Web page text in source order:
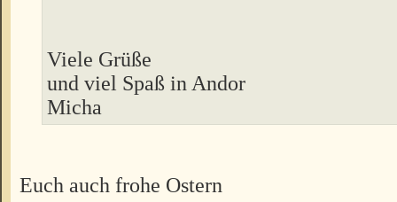
Viele Grüße
und viel Spaß in Andor
Micha
Euch auch frohe Ostern